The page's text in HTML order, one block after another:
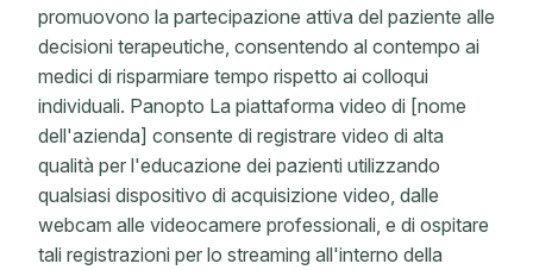
promuovono la partecipazione attiva del paziente alle
decisioni terapeutiche, consentendo al contempo ai
medici di risparmiare tempo rispetto ai colloqui
individuali. Panopto La piattaforma video di [nome
dell'azienda] consente di registrare video di alta
qualità per l'educazione dei pazienti utilizzando
qualsiasi dispositivo di acquisizione video, dalle
webcam alle videocamere professionali, e di ospitare
tali registrazioni per lo streaming all'interno della